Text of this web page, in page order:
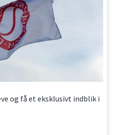
og få et eksklusivt indblik i